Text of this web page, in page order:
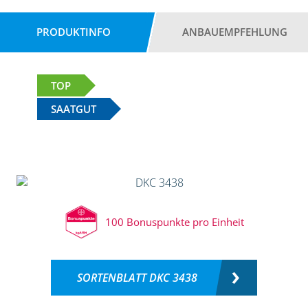
PRODUKTINFO ANBAUEMPFEHLUNG
TOP
SAATGUT
100 Bonuspunkte pro Einheit
SORTENBLATT DKC 3438